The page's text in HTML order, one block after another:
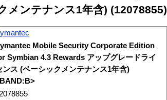
メンテナンス1年含) (12078855)
Mobile Security Corporate Edition
Symbian 4.3 Rewards アップグレードライ
ンス (ベーシックメンテナンス1年含)